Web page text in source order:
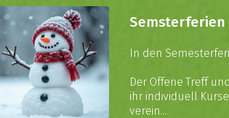
Semsterferien
In den
Der Offene Treff
ihr individuell
verein...